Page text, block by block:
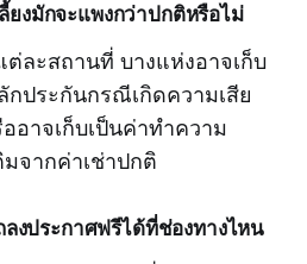
ยงมักจะแพงกว่าปกติหรือไม่
ละสถานที่ บางแห่งอาจเก็บ
กประกันกรณีเกิดความเสีย
อาจเก็บเป็นค่าทำความ
จากค่าเช่าปกติ
งประกาศฟรีได้ที่ช่องทางไหน